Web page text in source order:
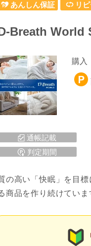
あんしん保証 リ
Breath World
購入
通帳記載
判定期間
の高い「快眠」を目
商品を作り続けていま